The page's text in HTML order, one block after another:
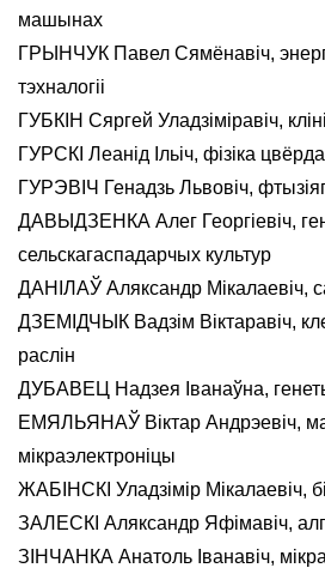
машынах
ГРЫНЧУК Павел Сямёнавіч,
тэхналогіі
ГУБКІН Сяргей Уладзіміравіч,
ГУРСКІ Леанід Ільіч, фізіка
ГУРЭВІЧ Генадзь Львовіч,
ДАВЫДЗЕНКА Алег Георгіевіч,
сельскагаспадарчых культур
ДАНІЛАЎ Аляксандр Мікалаевіч,
ДЗЕМІДЧЫК Вадзім Віктаравіч,
раслін
ДУБАВЕЦ Надзея Іванаўна,
ЕМЯЛЬЯНАЎ Віктар Андрэевіч,
мікраэлектроніцы
ЖАБІНСКІ Уладзімір Мікалаевіч,
ЗАЛЕСКІ Аляксандр Яфімавіч,
ЗІНЧАНКА Анатоль Іванавіч,